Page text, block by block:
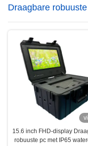
Draagbare
15.6 inch FHD-display
robuuste pc met IP65